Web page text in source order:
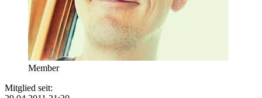
Member
Mitglied seit: